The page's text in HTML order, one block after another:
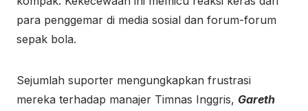
para penggemar di media sosial dan forum-forum
sepak bola.
Sejumlah suporter mengungkapkan frustrasi
mereka terhadap manajer Timnas Inggris, Gareth